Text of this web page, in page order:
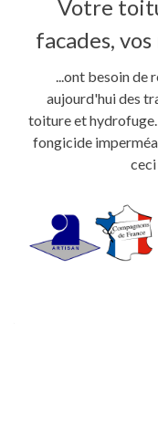
Votre
facades,
...ont besoin de
aujourd'hui des
toiture et hydrofuge.
fongicide